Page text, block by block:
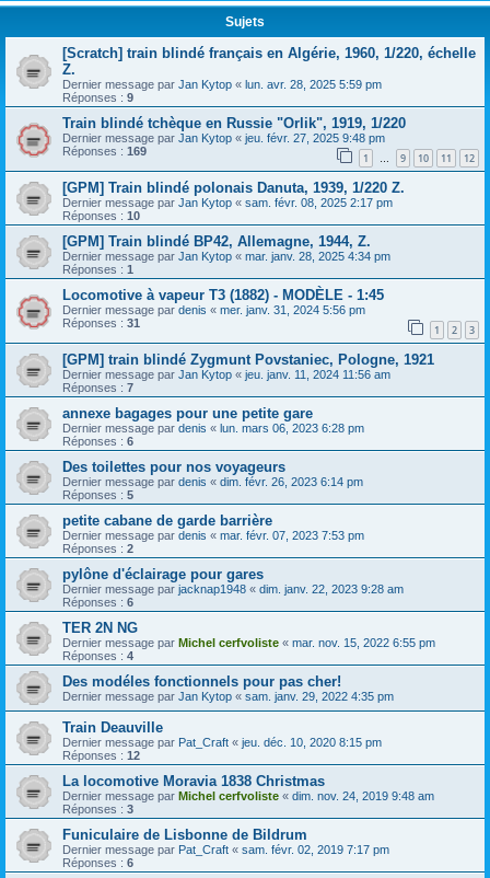
Sujets
[Scratch] train blindé français en Algérie, 1960, 1/220, échelle
Z.
Dernier message par Jan Kytop « lun. avr. 28, 2025 5:59 pm
Réponses : 9
Train blindé tchèque en Russie "Orlik", 1919, 1/220
Dernier message par Jan Kytop « jeu. févr. 27, 2025 9:48 pm
Réponses : 169 1 … 9 10 11 12
[GPM] Train blindé polonais Danuta, 1939, 1/220 Z.
Dernier message par Jan Kytop « sam. févr. 08, 2025 2:17 pm
Réponses : 10
[GPM] Train blindé BP42, Allemagne, 1944, Z.
Dernier message par Jan Kytop « mar. janv. 28, 2025 4:34 pm
Réponses : 1
Locomotive à vapeur T3 (1882) - MODÈLE - 1:45
Dernier message par denis « mer. janv. 31, 2024 5:56 pm
Réponses : 31 1 2 3
[GPM] train blindé Zygmunt Povstaniec, Pologne, 1921
Dernier message par Jan Kytop « jeu. janv. 11, 2024 11:56 am
Réponses : 7
annexe bagages pour une petite gare
Dernier message par denis « lun. mars 06, 2023 6:28 pm
Réponses : 6
Des toilettes pour nos voyageurs
Dernier message par denis « dim. févr. 26, 2023 6:14 pm
Réponses : 5
petite cabane de garde barrière
Dernier message par denis « mar. févr. 07, 2023 7:53 pm
Réponses : 2
pylône d'éclairage pour gares
Dernier message par jacknap1948 « dim. janv. 22, 2023 9:28 am
Réponses : 6
TER 2N NG
Dernier message par Michel cerfvoliste « mar. nov. 15, 2022 6:55 pm
Réponses : 4
Des modéles fonctionnels pour pas cher!
Dernier message par Jan Kytop « sam. janv. 29, 2022 4:35 pm
Train Deauville
Dernier message par Pat_Craft « jeu. déc. 10, 2020 8:15 pm
Réponses : 12
La locomotive Moravia 1838 Christmas
Dernier message par Michel cerfvoliste « dim. nov. 24, 2019 9:48 am
Réponses : 3
Funiculaire de Lisbonne de Bildrum
Dernier message par Pat_Craft « sam. févr. 02, 2019 7:17 pm
Réponses : 6